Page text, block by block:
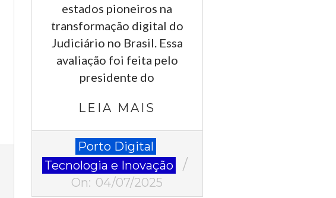
estados pioneiros na
transformação digital do
Judiciário no Brasil. Essa
avaliação foi feita pelo
presidente do
LEIA MAIS
07-
04
Porto Digital
Tecnologia e Inovação
On: 04/07/2025